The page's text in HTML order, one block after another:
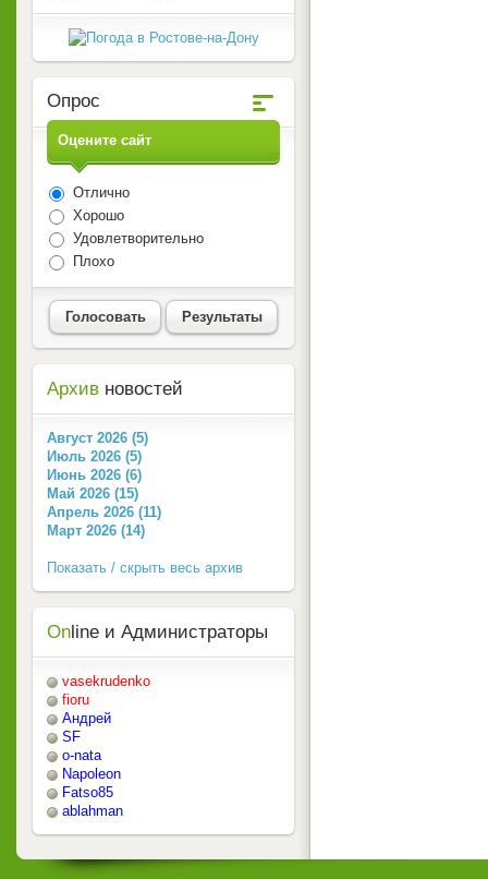
Опрос
Оцените сайт
Отлично
Хорошо
Удовлетворительно
Плохо
Голосовать Результаты
Архив новостей
Август 2026 (5)
Июль 2026 (5)
Июнь 2026 (6)
Май 2026 (15)
Апрель 2026 (11)
Март 2026 (14)
Показать / скрыть весь архив
On line и Администраторы
vasekrudenko
fioru
Андрей
SF
o-nata
Napoleon
Fatso85
ablahman